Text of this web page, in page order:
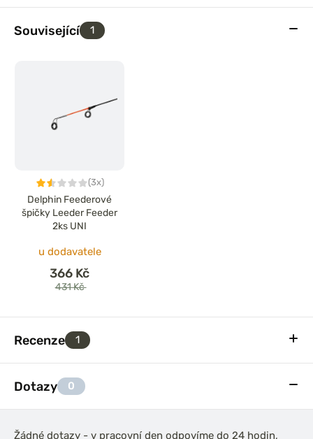
Související 1
(3x)
Delphin Feederové
špičky Leeder Feeder
2ks UNI
u dodavatele
366 Kč
431 Kč
Recenze 1
Dotazy 0
Žádné dotazy - v pracovní den odpovíme do 24 hodin,